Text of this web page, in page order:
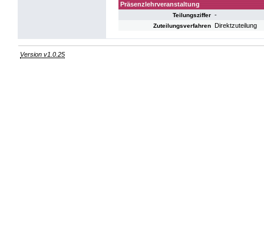
Präsenzlehrveranstaltung
Teilungsziffer -
Zuteilungsverfahren Direktzuteilung
Version v1.0.25